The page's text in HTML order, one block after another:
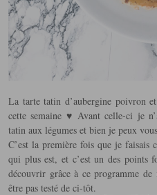
La tarte tatin d’aubergine poivron
cette semaine ♥️ Avant celle-ci je
tatin aux légumes et bien je peux
C’est la première fois que je faisais
qui plus est, et c’est un des points
découvrir grâce à ce programme de
être pas testé de ci-tôt.